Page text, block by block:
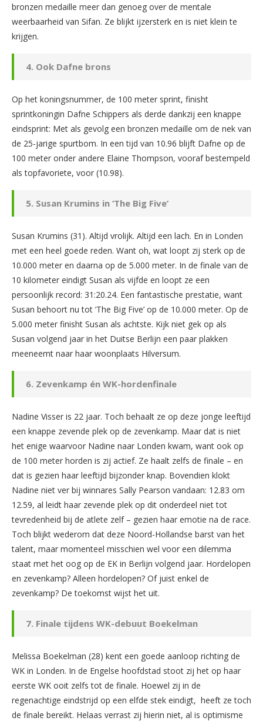
bronzen medaille meer dan genoeg over de mentale
weerbaarheid van Sifan. Ze blijkt ijzersterk en is niet klein te
krijgen.
4. Ook Dafne brons
Op het koningsnummer, de 100 meter sprint, finisht
sprintkoningin Dafne Schippers als derde dankzij een knappe
eindsprint: Met als gevolg een bronzen medaille om de nek van
de 25-jarige spurtbom. In een tijd van 10.96 blijft Dafne op de
100 meter onder andere Elaine Thompson, vooraf bestempeld
als topfavoriete, voor (10.98).
5. Susan Krumins in ‘The Big Five’
Susan Krumins (31). Altijd vrolijk. Altijd een lach. En in Londen
met een heel goede reden. Want oh, wat loopt zij sterk op de
10.000 meter en daarna op de 5.000 meter. In de finale van de
10 kilometer eindigt Susan als vijfde en loopt ze een
persoonlijk record: 31:20.24. Een fantastische prestatie, want
Susan behoort nu tot ‘The Big Five’ op de 10.000 meter. Op de
5.000 meter finisht Susan als achtste. Kijk niet gek op als
Susan volgend jaar in het Duitse Berlijn een paar plakken
meeneemt naar haar woonplaats Hilversum.
6. Zevenkamp én WK-hordenfinale
Nadine Visser is 22 jaar. Toch behaalt ze op deze jonge leeftijd
een knappe zevende plek op de zevenkamp. Maar dat is niet
het enige waarvoor Nadine naar Londen kwam, want ook op
de 100 meter horden is zij actief. Ze haalt zelfs de finale – en
dat is gezien haar leeftijd bijzonder knap. Bovendien klokt
Nadine niet ver bij winnares Sally Pearson vandaan: 12.83 om
12.59, al leidt haar zevende plek op dit onderdeel niet tot
tevredenheid bij de atlete zelf – gezien haar emotie na de race.
Toch blijkt wederom dat deze Noord-Hollandse barst van het
talent, maar momenteel misschien wel voor een dilemma
staat met het oog op de EK in Berlijn volgend jaar. Hordelopen
en zevenkamp? Alleen hordelopen? Of juist enkel de
zevenkamp? De toekomst wijst het uit.
7. Finale tijdens WK-debuut Boekelman
Melissa Boekelman (28) kent een goede aanloop richting de
WK in Londen. In de Engelse hoofdstad stoot zij het op haar
eerste WK ooit zelfs tot de finale. Hoewel zij in de
regenachtige eindstrijd op een elfde stek eindigt, heeft ze toch
de finale bereikt. Helaas verrast zij hierin niet, al is optimisme